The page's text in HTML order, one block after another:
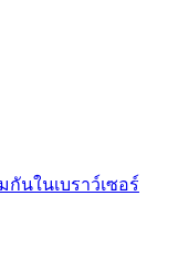
นในเบราว์เซอร์